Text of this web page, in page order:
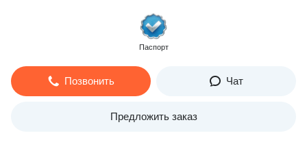
Паспорт
Позвонить Чат
Предложить заказ